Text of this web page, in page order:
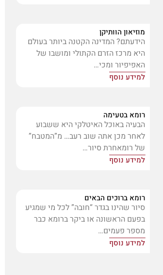
מוזיאון הוותיקן
הידעתם? המדינה הקטנה ביותר בעולם
היא מרכז הזרם הקתולי ומושבו של
האפיפיור ומכי…
למידע נוסף
רומא בטעימה
הבעיה באוכל האיטלקי היא ששבוע
לאחר מכן אתה שוב רעב… מ”המטבח”
של רומאחרת סיור…
למידע נוסף
רומא ברוכים הבאים
סיור שהינו בגדר “חובה” לכל מי שמגיע
בפעם הראשונה או ביקר ברומא כבר
מספר פעמים…
למידע נוסף